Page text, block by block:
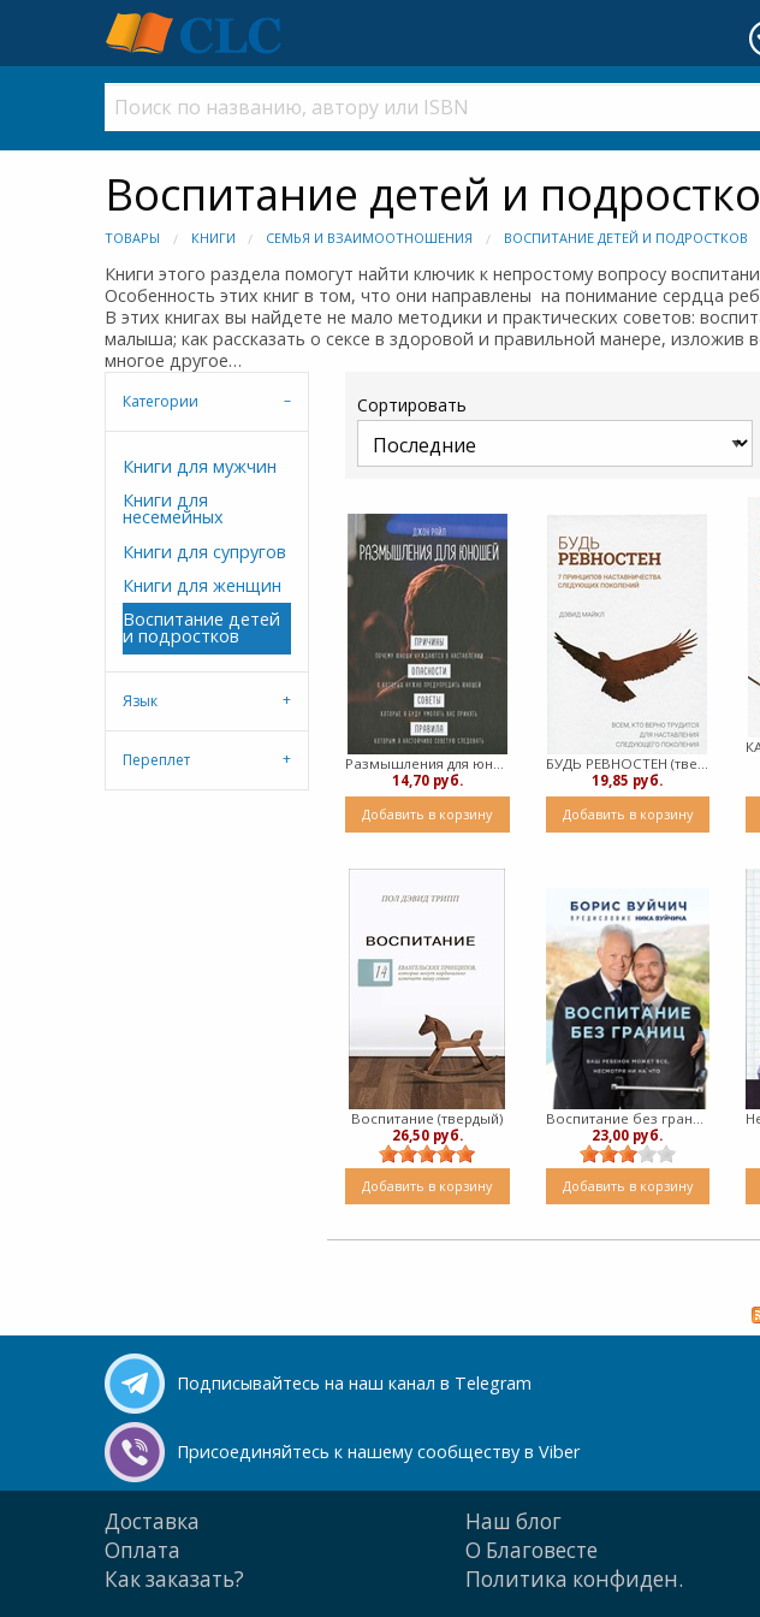
Воспитание детей и
ТОВАРЫ КНИГИ СЕМЬЯ И ВЗАИМООТНОШЕНИЯ ВОСПИТАНИЕ ДЕТЕЙ И ПОДРОСТКОВ
Книги этого раздела помогут найти ключик к непростому вопросу
Особенность этих книг в том, что они направлены на понимание сердца
В этих книгах вы найдете не мало методики и практических советов:
малыша; как рассказать о сексе в здоровой и правильной манере, изложив
многое другое…
Сортировать
Размышления для юношей (твердый)
14,70 руб.
Добавить в корзину
БУДЬ РЕВНОСТЕН (твердый)
19,85 руб.
Добавить в корзину
Воспитание (твердый)
26,50 руб.
Добавить в корзину
23,00 руб.
Добавить в корзину
Категории
Книги для мужчин
Книги для
несемейных
Книги для супругов
Книги для женщин
Воспитание детей
и подростков
Язык
Переплет
Подписывайтесь на наш канал в Telegram
Присоединяйтесь к нашему сообществу в Viber
Доставка
Оплата
Как заказать?
Наш блог
О Благовесте
Политика конфиден.